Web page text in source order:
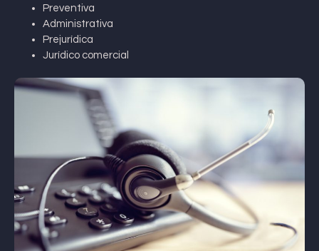
Preventiva
Administrativa
Prejurídica
Jurídico comercial